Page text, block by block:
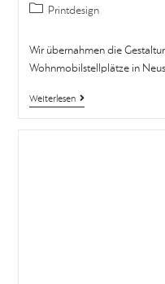
Printdesign
Wir übernahmen die
Wohnmobilstellplätze in
Weiterlesen